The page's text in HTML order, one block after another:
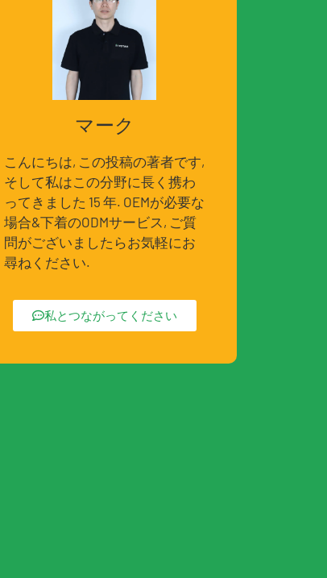
マーク
こんにちは, この投稿の著者です,
そして私はこの分野に長く携わ
ってきました 15 年. OEMが必要な
場合&下着のODMサービス, ご質
問がございましたらお気軽にお
尋ねください.
私とつながってください